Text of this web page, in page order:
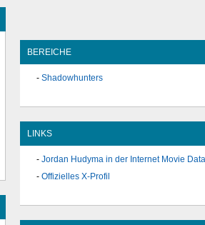
BEREICHE
Shadowhunters
LINKS
Jordan Hudyma in der Internet Movie
Offizielles X-Profil